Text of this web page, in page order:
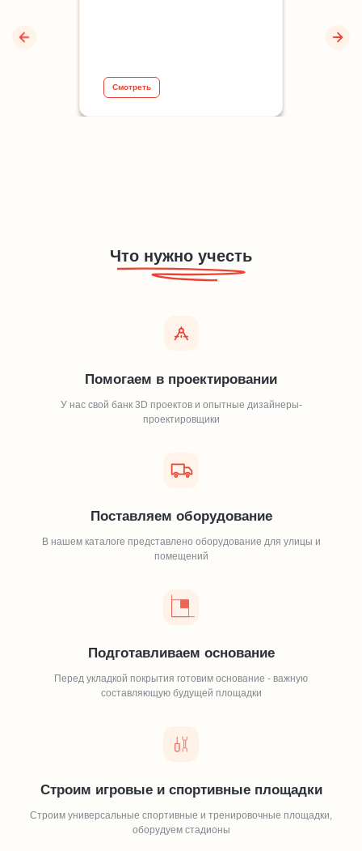
Смотреть
Что нужно учесть
Помогаем в проектировании
У нас свой банк 3D проектов и опытные дизайнеры-
проектировщики
Поставляем оборудование
В нашем каталоге представлено оборудование для улицы и
помещений
Подготавливаем основание
Перед укладкой покрытия готовим основание - важную
составляющую будущей площадки
Строим игровые и спортивные площадки
Строим универсальные спортивные и тренировочные площадки,
оборудуем стадионы